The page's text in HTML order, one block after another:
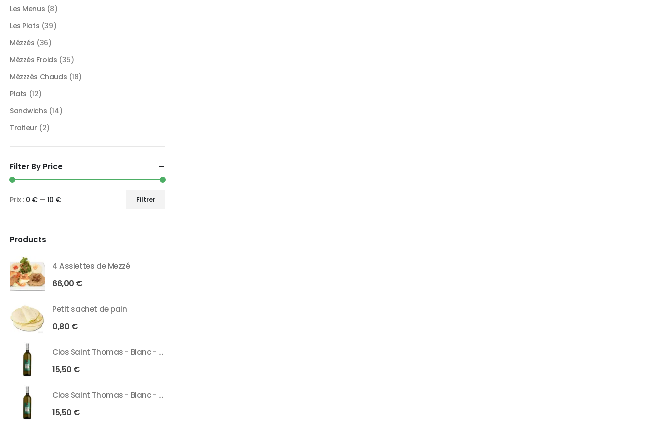
Les Menus (8)
Les Plats (39)
Mézzés (36)
Mézzés Froids (35)
Mézzzés Chauds (18)
Plats (12)
Sandwichs (14)
Traiteur (2)
Filter By Price
Filtrer
Prix : 0 €— 10 €
Products
4 Assiettes de Mezzé
66,00 €
Petit sachet de pain
0,80 €
Clos Saint Thomas - Blanc - 75 Cl
15,50 €
Clos Saint Thomas - Blanc - 37 Cl
15,50 €